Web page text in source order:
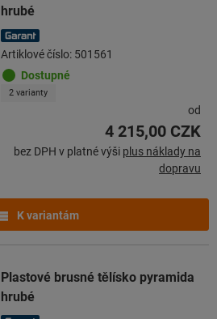
hrubé
Artiklové číslo: 501561
Dostupné
2 varianty
od
4 215,00 CZK
bez DPH v platné výši plus náklady na
dopravu
K variantám
Plastové brusné tělísko pyramida
hrubé